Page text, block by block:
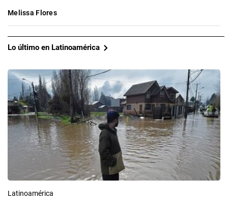
Melissa Flores
Lo último en Latinoamérica
Latinoamérica